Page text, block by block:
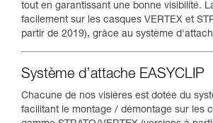
tout en garantissant une bonne visibilité.
facilement sur les casques VERTEX et
partir de 2019), grâce au système
Système d’attache EASYCLIP
Chacune de nos visières est dotée du
facilitant le montage / démontage sur les